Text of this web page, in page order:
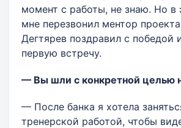
момент с работы, не знаю. Но в
мне перезвонил ментор
Дегтярев поздравил с победой
первую встречу.
— Вы шли с конкретной целью
— После банка я хотела
тренерской работой, чтобы